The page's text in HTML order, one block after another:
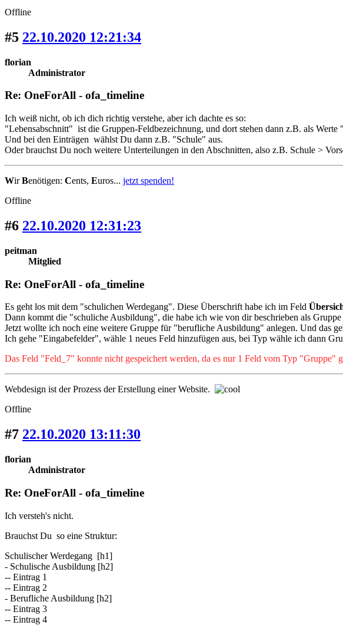
Offline
#5 22.10.2020 12:21:34
florian
Administrator
Re: OneForAll - ofa_timeline
Ich weiß nicht, ob ich dich richtig verstehe, aber ich dachte es so:
"Lebensabschnitt" ist die Gruppen-Feldbezeichnung, und dort stehen dann z.B. als
Und bei den Einträgen wählst Du dann z.B. "Schule" aus.
Oder brauchst Du noch weitere Unterteilungen in den Abschnitten, also z.B. Schule >
WirBenötigen: Cents, Euros... jetzt spenden!
Offline
#6 22.10.2020 12:31:23
peitman
Mitglied
Re: OneForAll - ofa_timeline
Es geht los mit dem "schulichen Werdegang". Diese Überschrift habe ich im Feld
Dann kommt die "schuliche Ausbildung", die habe ich wie von dir beschrieben als Gruppe
Jetzt wollte ich noch eine weitere Gruppe für "berufliche Ausbildung" anlegen. Und das
Ich gehe "Eingabefelder", wähle 1 neues Feld hinzufügen aus, bei Typ wähle ich dann
Das Feld "Feld_7" konnte nicht gespeichert werden, da es nur 1 Feld vom Typ "Gruppe"
Webdesign ist der Prozess der Erstellung einer Website.
Offline
#7 22.10.2020 13:11:30
florian
Administrator
Re: OneForAll - ofa_timeline
Ich versteh's nicht.
Brauchst Du so eine Struktur:
Schulischer Werdegang [h1]
- Schulische Ausbildung [h2]
-- Eintrag 1
-- Eintrag 2
- Berufliche Ausbildung [h2]
-- Eintrag 3
-- Eintrag 4